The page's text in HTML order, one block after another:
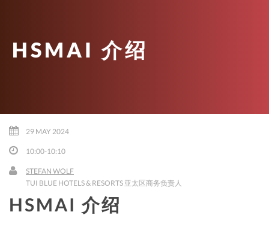
English
HSMAI 介绍
29 MAY 2024
10:00-10:10
STEFAN WOLF
TUI BLUE HOTELS & RESORTS 亚太区商务负责人
HSMAI 介绍